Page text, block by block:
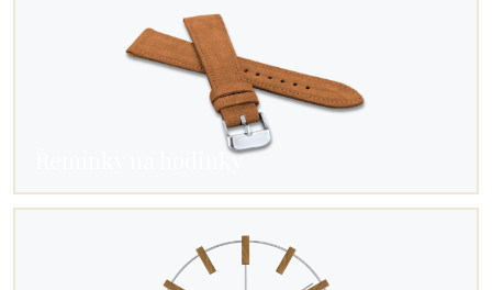
Řemínky na hodinky